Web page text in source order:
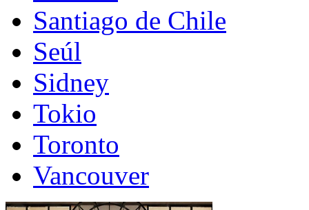
Santiago de Chile
Seúl
Sidney
Tokio
Toronto
Vancouver